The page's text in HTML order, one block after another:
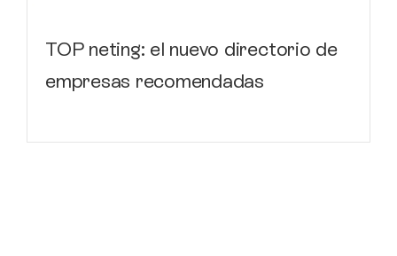
TOP neting: el nuevo directorio de
empresas recomendadas